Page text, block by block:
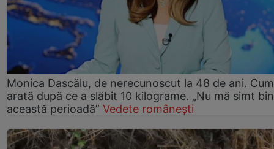
Monica Dascălu, de nerecunoscut la 48 de ani. Cum
arată după ce a slăbit 10 kilograme. „Nu mă simt
această perioadă” Vedete românești